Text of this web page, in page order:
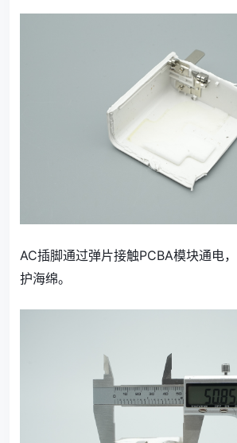
AC插脚通过弹片接触PCBA模块通电
护海绵。